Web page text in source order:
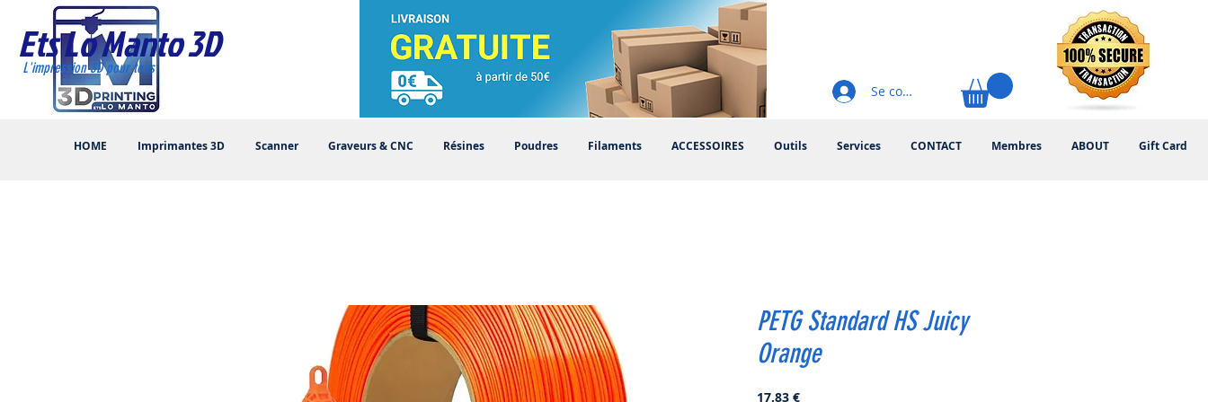
Ets Lo Manto 3D
HOME Imprimantes 3D Scanner Graveurs & CNC Résines Poudres Filaments ACCESSOIRES Outils Services CONTACT Membres ABOUT Gift Card
L'impression 3D pour tous
Se connecter
PETG Standard HS Juicy
Orange
17,83 €Prix